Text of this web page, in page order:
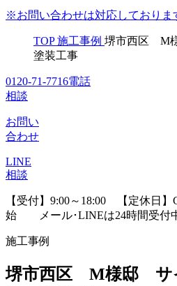
※お問い合わせは対応しておりま
TOP 施工事例 堺市西区 M
塗装工事
0120-71-7716電話
相談
お問い
合わせ
LINE
相談
【受付】9:00～18:00 【定休日
始 メール･LINEは24時間受付
施工事例
堺市西区 M様邸 サ